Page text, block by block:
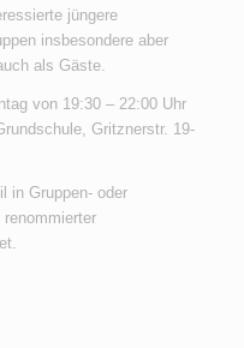
jüngere
insbesondere aber
als Gäste.
von 19:30 – 22:00 Uhr
Gritznerstr. 19-
in Gruppen- oder